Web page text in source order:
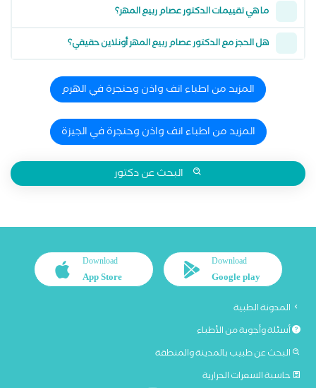
ما هي تقييمات الدكتور عصام ربيع المهر؟
هل الحجز مع الدكتور عصام ربيع المهر أونلاين حقيقي؟
المزيد من اطباء انف واذن وحنجرة في الهرم
المزيد من اطباء انف واذن وحنجرة في الجيزة
البحث عن دكتور
Download
Google play
Download
App Store
المدونة الطبية
أسئلة وأجوبة من الأطباء
البحث عن طبيب بالمدينة والمنطقة
حاسبة السعرات الحرارية